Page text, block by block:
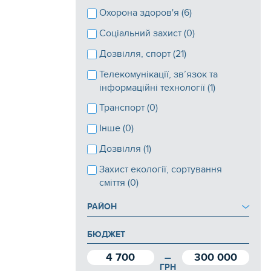
Охорона здоров'я (6)
Соціальний захист (0)
Дозвілля, спорт (21)
Телекомунікації, зв’язок та
інформаційні технології (1)
Транспорт (0)
Інше (0)
Дозвілля (1)
Захист екології, сортування
сміття (0)
РАЙОН
БЮДЖЕТ
4 700 — 300 000
ГРН